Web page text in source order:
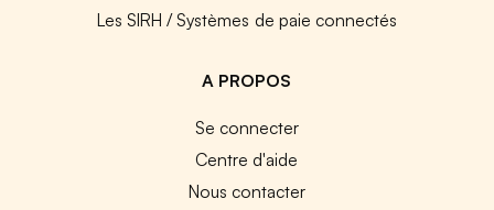
Les SIRH / Systèmes de paie connectés
A PROPOS
Se connecter
Centre d'aide
Nous contacter